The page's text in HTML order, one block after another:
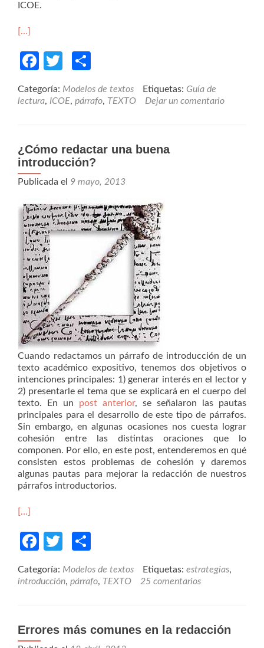
ICOE.
[…]
Facebook
Twitter
Categoría: Modelos de textos Etiquetas: Guía de
lectura, ICOE, párrafo, TEXTO Dejar un comentario
¿Cómo redactar una buena
introducción?
Publicada el 9 mayo, 2013
Cuando redactamos un párrafo de introducción de un
texto académico expositivo, tenemos dos objetivos o
intenciones principales: 1) generar interés en el lector y
2) presentarle el tema que se explicará en el cuerpo del
texto. En un post anterior, se señalaron las pautas
principales para el desarrollo de este tipo de párrafos.
Sin embargo, en algunas ocasiones nos cuesta lograr
cohesión entre las distintas oraciones que lo
componen. Por ello, en este post, entenderemos en qué
consisten estos problemas de cohesión y daremos
algunas pautas para mejorar la redacción de nuestros
párrafos introductorios.
[…]
Facebook
Twitter
Categoría: Modelos de textos Etiquetas: estrategias,
introducción, párrafo, TEXTO 25 comentarios
Errores más comunes en la redacción